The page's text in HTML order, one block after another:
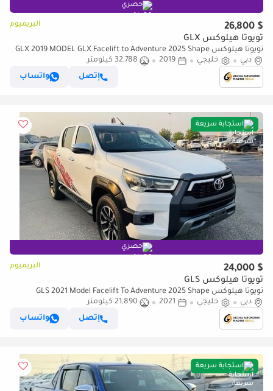
حصري
$ 26,800 البريميوم
تويوتا هيلوكس GLX
تويوتا هيلوكس GLX 2019 MODEL GLX Facelift to Adventure 2025 Shape
V4 2.7L Engine Full Option
دبي خليجي 2019
32,788 كيلومتر
إتصل
واتساب
استجابة سريعة
حصري
$ 24,000 البريميوم
تويوتا هيلوكس GLS
تويوتا هيلوكس GLS 2021 Model Facelift To Adventure 2025 Shape
Exterior and interior Both (للتصدير فقط)
دبي خليجي 2021
21,890 كيلومتر
إتصل
واتساب
استجابة سريعة